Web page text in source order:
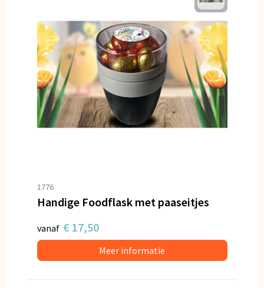
1776
Handige Foodflask met paaseitjes
vanaf € 17,50
Meer informatie